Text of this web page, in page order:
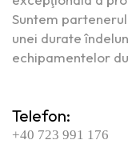
Suntem
unei durate
echipamentelor
Telefon:
+40 723 991 176